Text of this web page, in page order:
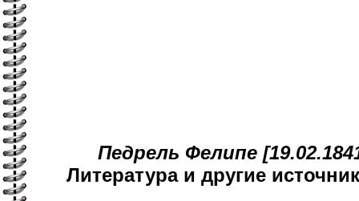
Педрель Фелипе
Литература и другие